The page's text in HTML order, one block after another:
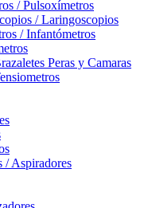
/ Pulsoxímetros
/ Laringoscopios
/ Infantómetros
Peras y Camaras
/ Aspiradores